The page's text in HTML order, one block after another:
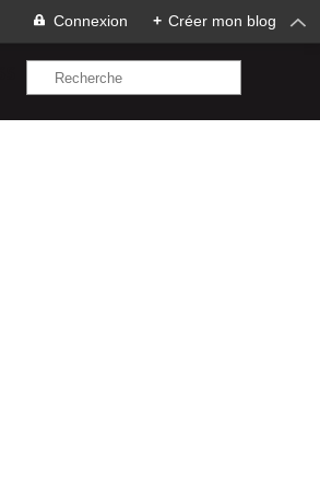
Connexion + Créer mon blog